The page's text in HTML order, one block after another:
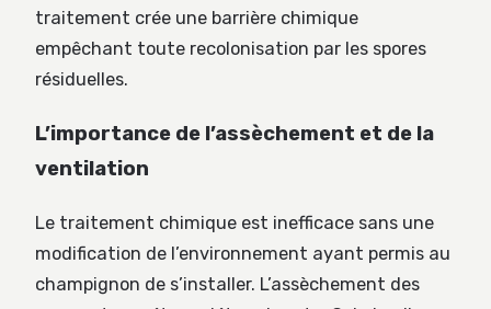
traitement crée une barrière chimique
empêchant toute recolonisation par les spores
résiduelles.
L’importance de l’assèchement et de la
ventilation
Le traitement chimique est inefficace sans une
modification de l’environnement ayant permis au
champignon de s’installer. L’assèchement des